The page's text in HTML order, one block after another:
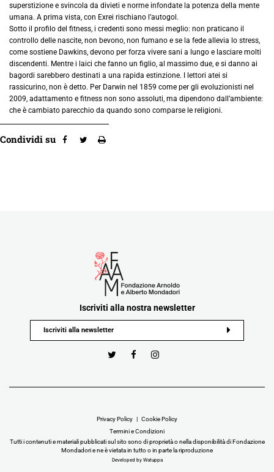
superstizione e svincola da divieti e norme infondate la potenza della mente
umana. A prima vista, con Exrei rischiano l’autogol.
Sotto il profilo del fitness, i credenti sono messi meglio: non praticano il
controllo delle nascite, non bevono, non fumano e se la fede allevia lo stress,
come sostiene Dawkins, devono per forza vivere sani a lungo e lasciare molti
discendenti. Mentre i laici che fanno un figlio, al massimo due, e si danno ai
bagordi sarebbero destinati a una rapida estinzione. I lettori atei si
rassicurino, non è detto. Per Darwin nel 1859 come per gli evoluzionisti nel
2009, adattamento e fitness non sono assoluti, ma dipendono dall’ambiente:
che è cambiato parecchio da quando sono comparse le religioni.
Condividi su
Iscriviti alla nostra newsletter
Privacy Policy
Cookie Policy
Termini e Condizioni
Tutti i contenuti e materiali pubblicati sul sito sono di proprietà o nella disponibilità di Fondazione
Mondadori e ne è vietata in tutto o in parte la riproduzione
Developed by Watuppa